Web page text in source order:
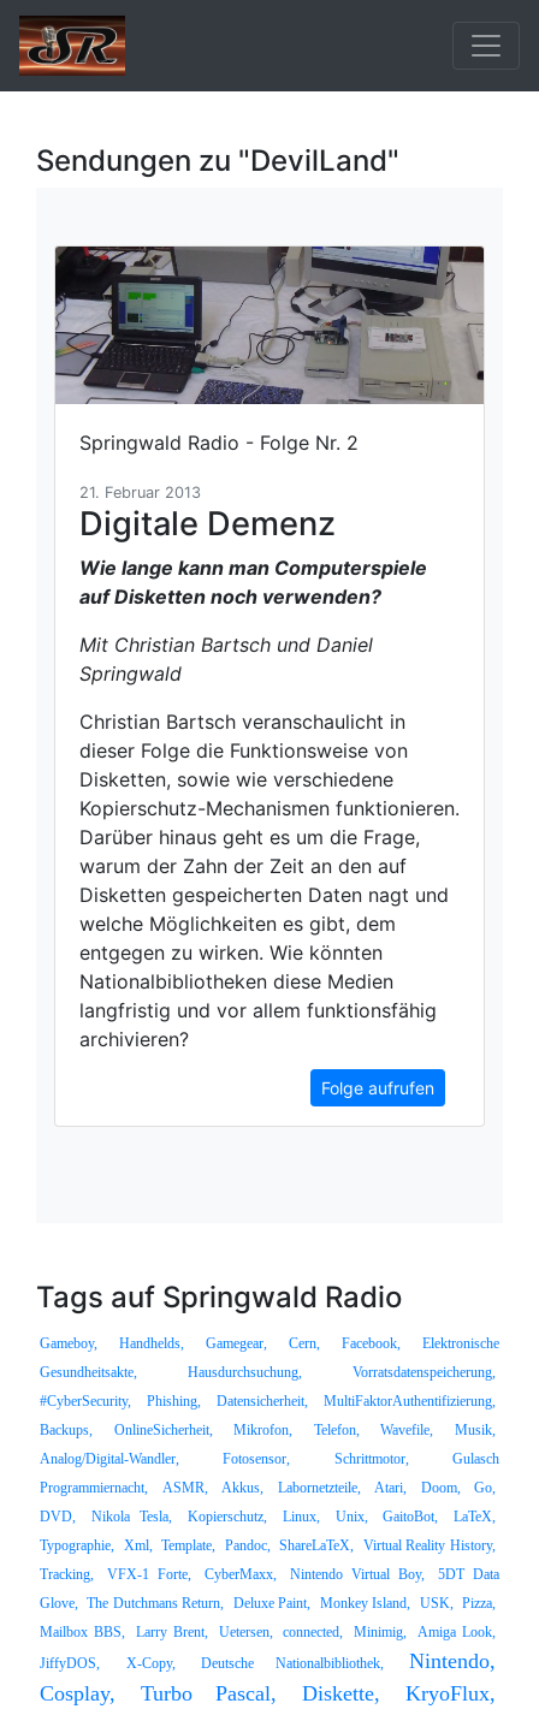
Sendungen zu "DevilLand"
Springwald Radio - Folge Nr. 2
21. Februar 2013
Digitale Demenz
Wie lange kann man Computerspiele
auf Disketten noch verwenden?
Mit Christian Bartsch und Daniel
Springwald
Christian Bartsch veranschaulicht in
dieser Folge die Funktionsweise von
Disketten, sowie wie verschiedene
Kopierschutz-Mechanismen funktionieren.
Darüber hinaus geht es um die Frage,
warum der Zahn der Zeit an den auf
Disketten gespeicherten Daten nagt und
welche Möglichkeiten es gibt, dem
entgegen zu wirken. Wie könnten
Nationalbibliotheken diese Medien
langfristig und vor allem funktionsfähig
archivieren?
Folge aufrufen
Tags auf Springwald Radio
Gameboy, Handhelds, Gamegear, Cern, Facebook,
Elektronische
Gesundheitsakte,
Hausdurchsuchung,
Vorratsdatenspeicherung,
#CyberSecurity,
Phishing, Datensicherheit,
MultiFaktorAuthentifizierung,
Backups,
OnlineSicherheit, Mikrofon, Telefon, Wavefile,
Musik,
Analog/Digital-Wandler,
Fotosensor, Schrittmotor,
Gulasch
Programmiernacht,
ASMR, Akkus, Labornetzteile, Atari, Doom,
Go,
DVD,
Nikola Tesla, Kopierschutz, Linux, Unix, GaitoBot,
LaTeX,
Typographie, Xml, Template, Pandoc, ShareLaTeX, Virtual Reality History,
Tracking,
VFX-1 Forte, CyberMaxx, Nintendo Virtual Boy,
5DT Data
Glove, The Dutchmans Return, Deluxe Paint, Monkey Island, USK, Pizza,
Mailbox BBS,
Larry Brent, Uetersen, connected, Minimig,
Amiga Look,
JiffyDOS,
X-Copy, Deutsche Nationalbibliothek,
Nintendo,
Cosplay,
Turbo Pascal, Diskette, KryoFlux,